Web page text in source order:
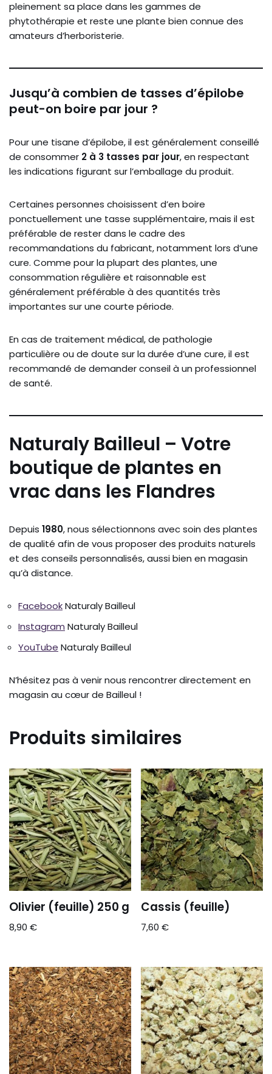
pleinement sa place dans les gammes de
phytothérapie et reste une plante bien connue des
amateurs d’herboristerie.
Jusqu’à combien de tasses d’épilobe
peut-on boire par jour ?
Pour une tisane d’épilobe, il est généralement conseillé
de consommer 2 à 3 tasses par jour, en respectant
les indications figurant sur l’emballage du produit.
Certaines personnes choisissent d’en boire
ponctuellement une tasse supplémentaire, mais il est
préférable de rester dans le cadre des
recommandations du fabricant, notamment lors d’une
cure. Comme pour la plupart des plantes, une
consommation régulière et raisonnable est
généralement préférable à des quantités très
importantes sur une courte période.
En cas de traitement médical, de pathologie
particulière ou de doute sur la durée d’une cure, il est
recommandé de demander conseil à un professionnel
de santé.
Naturaly Bailleul – Votre
boutique de plantes en
vrac dans les Flandres
Depuis 1980, nous sélectionnons avec soin des plantes
de qualité afin de vous proposer des produits naturels
et des conseils personnalisés, aussi bien en magasin
qu’à distance.
FacebookNaturaly Bailleul
Instagram Naturaly Bailleul
YouTube Naturaly Bailleul
N’hésitez pas à venir nous rencontrer directement en
magasin au cœur de Bailleul !
Produits similaires
Olivier (feuille) 250 g
8,90 €
Cassis (feuille)
7,60€